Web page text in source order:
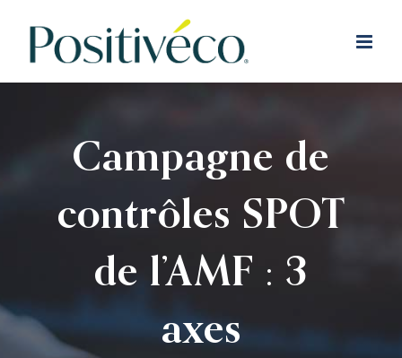
Campagne de
contrôles SPOT
de l’AMF : 3
axes